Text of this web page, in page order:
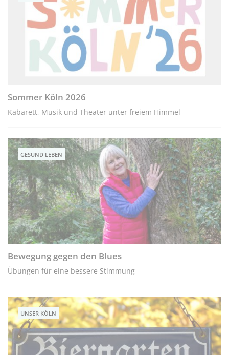
Sommer Köln 2026
Kabarett, Musik und Theater unter freiem Himmel
GESUND LEBEN
Bewegung gegen den Blues
Übungen für eine bessere Stimmung
UNSER KÖLN